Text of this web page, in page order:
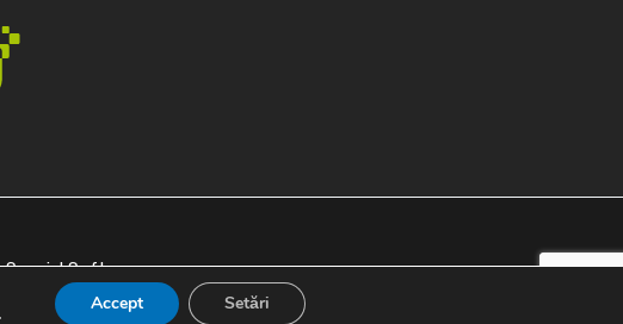
Special Soft
Accept Setări